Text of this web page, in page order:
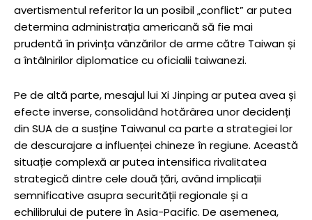
avertismentul referitor la un posibil „conflict” ar putea
determina administrația americană să fie mai
prudentă în privința vânzărilor de arme către Taiwan și
a întâlnirilor diplomatice cu oficialii taiwanezi.
Pe de altă parte, mesajul lui Xi Jinping ar putea avea și
efecte inverse, consolidând hotărârea unor decidenți
din SUA de a susține Taiwanul ca parte a strategiei lor
de descurajare a influenței chineze în regiune. Această
situație complexă ar putea intensifica rivalitatea
strategică dintre cele două țări, având implicații
semnificative asupra securității regionale și a
echilibrului de putere în Asia-Pacific. De asemenea,